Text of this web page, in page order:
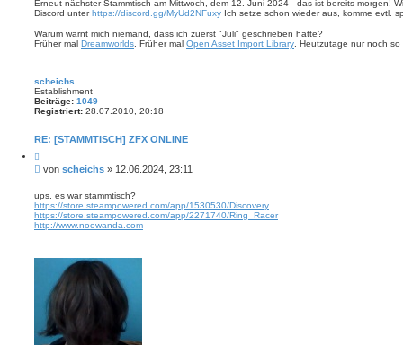
t
e
v
o
h
r
o
m
r
n
t
a
Erneut nächster Stammtisch am Mittwoch, dem 12. Juni 2024 - das ist bereits morgen!
Discord unterhttps://discord.gg/MyUd2NFuxy Ich setze schon wieder aus, komme evtl.
Warum warnt mich niemand, dass ich zuerst "Juli" geschrieben hatte?
Früher mal Dreamworlds . Früher mal Open Asset Import Library . Heutzutage nur noch
scheichs
Establishment
Beiträge: 1049
Registriert: 28.07.2010, 20:18
RE: [STAMMTISCH] ZFX ONLINE
i
t
e
r
e
n
B
i
t
r
a
von scheichs » 12.06.2024, 23:11
ups, es war stammtisch?
https://store.steampowered.com/app/1530530/Discovery
https://store.steampowered.com/app/2271740/Ring_Racer
http://www.noowanda.com